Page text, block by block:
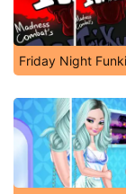
Friday Night